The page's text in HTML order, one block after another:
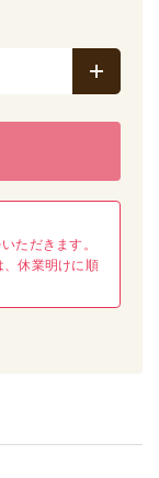
ただきます。
、休業明けに順